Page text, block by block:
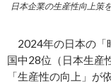
日本企業の生産性向上策
2024年の日本の「
国中28位（日本生産
「生産性の向上」が